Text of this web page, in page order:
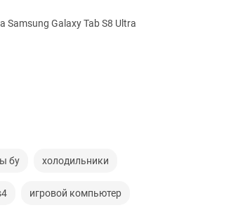
Galaxy Tab S8 Ultra
бу холодильники
игровой компьютер